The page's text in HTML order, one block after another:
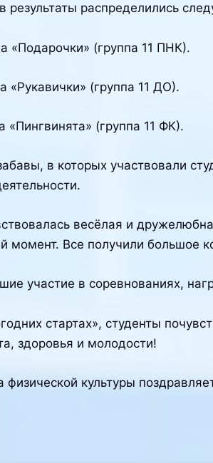
результаты распределились
«Подарочки» (группа 11 ПНК).
«Рукавички» (группа 11 ДО).
«Пингвинята» (группа 11 ФК).
в которых участвовали
весёлая и
момент. Все получили большое
участие в соревнованиях,
стартах», студенты
здоровья и молодости!
физической культуры